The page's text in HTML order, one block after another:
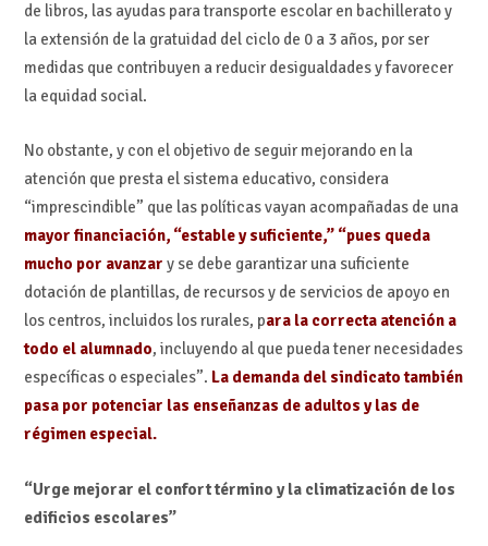
de libros, las ayudas para transporte escolar en bachillerato y
la extensión de la gratuidad del ciclo de 0 a 3 años, por ser
medidas que contribuyen a reducir desigualdades y favorecer
la equidad social.
No obstante, y con el objetivo de seguir mejorando en la
atención que presta el sistema educativo, considera
“imprescindible” que las políticas vayan acompañadas de una
mayor financiación, “estable y suficiente,” “pues queda
mucho por avanzar y se debe garantizar una suficiente
dotación de plantillas, de recursos y de servicios de apoyo en
los centros, incluidos los rurales, para la correcta atención a
todo el alumnado, incluyendo al que pueda tener necesidades
específicas o especiales”. La demanda del sindicato también
pasa por potenciar las enseñanzas de adultos y las de
régimen especial.
“Urge mejorar el confort término y la climatización de los
edificios escolares”